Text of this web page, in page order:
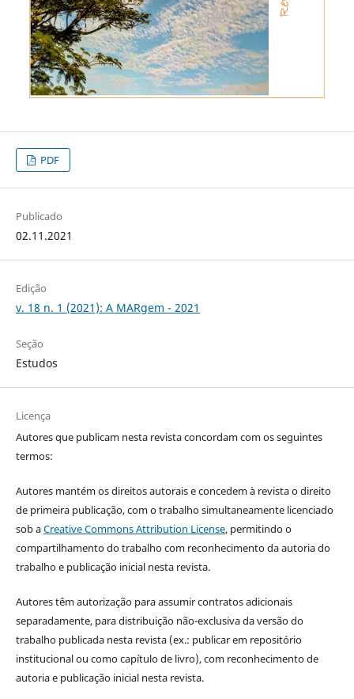
PDF
Publicado
02.11.2021
Edição
v. 18 n. 1 (2021): A MARgem - 2021
Seção
Estudos
Licença
Autores que publicam nesta revista concordam com os seguintes
termos:
Autores mantém os direitos autorais e concedem à revista o direito
de primeira publicação, com o trabalho simultaneamente licenciado
sob aCreative Commons Attribution License, permitindo o
compartilhamento do trabalho com reconhecimento da autoria do
trabalho e publicação inicial nesta revista.
Autores têm autorização para assumir contratos adicionais
separadamente, para distribuição não-exclusiva da versão do
trabalho publicada nesta revista (ex.: publicar em repositório
institucional ou como capítulo de livro), com reconhecimento de
autoria e publicação inicial nesta revista.